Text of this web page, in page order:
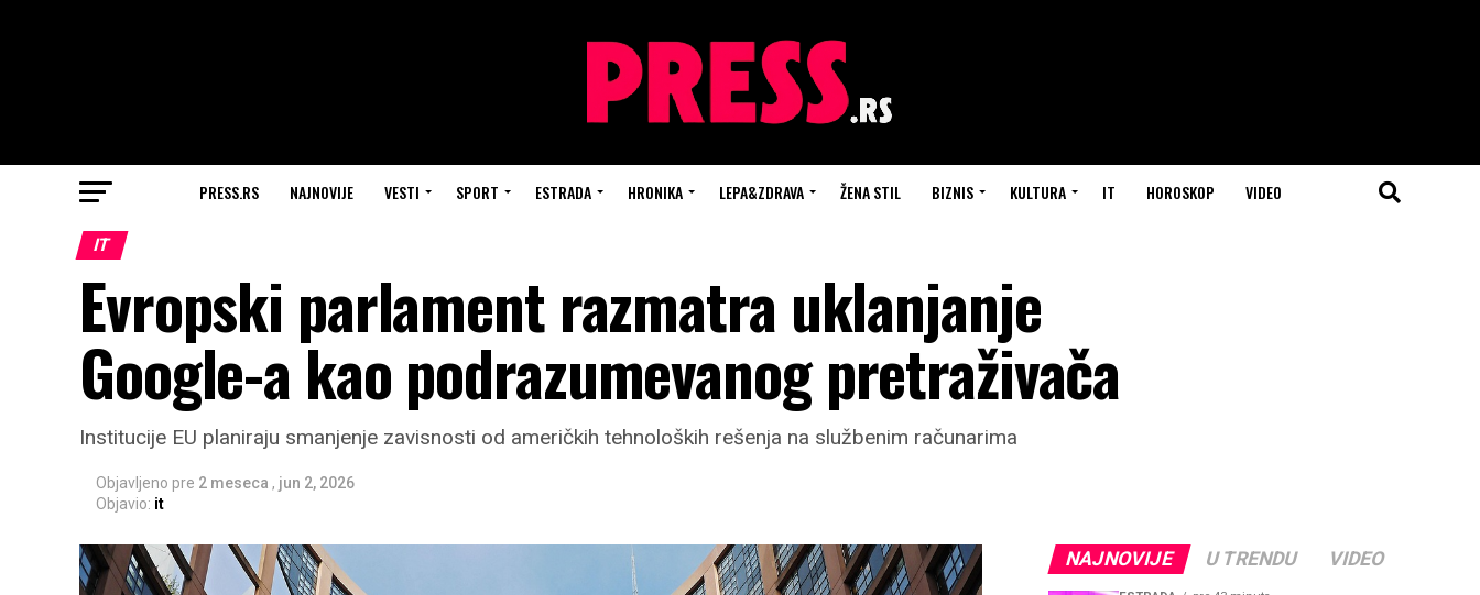
PRESS.RS NAJNOVIJE VESTI SPORT ESTRADA HRONIKA LEPA&ZDRAVA ŽENA STIL BIZNIS KULTURA IT HOROSKOP VIDEO
IT
Evropski parlament razmatra uklanjanje
Google-a kao podrazumevanog pretraživača
Institucije EU planiraju smanjenje zavisnosti od američkih tehnoloških rešenja na službenim računarima
Objavljeno pre 2 meseca , jun 2, 2026
Objavio: it
NAJNOVIJE U TRENDU VIDEO